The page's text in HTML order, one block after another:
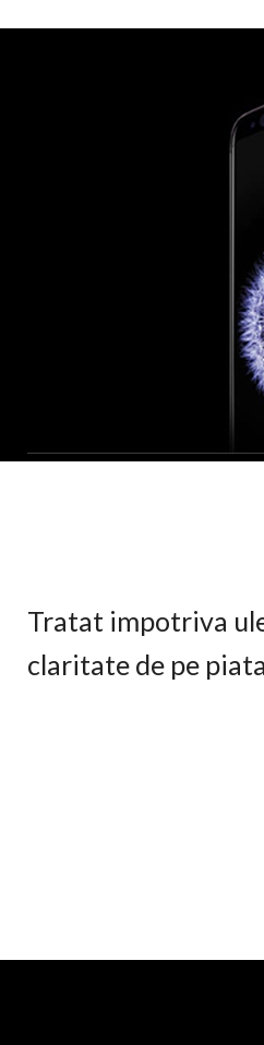
Tratat impotriva
claritate de pe